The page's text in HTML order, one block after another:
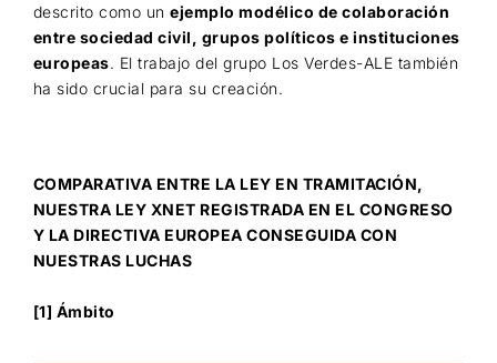
descrito como unejemplo modélico de colaboración
entre sociedad civil, grupos políticos e instituciones
europeas. El trabajo del grupo Los Verdes-ALE también
ha sido crucial para su creación.
COMPARATIVA ENTRE LA LEY EN TRAMITACIÓN,
NUESTRA LEY XNET REGISTRADA EN EL CONGRESO
Y LA DIRECTIVA EUROPEA CONSEGUIDA CON
NUESTRAS LUCHAS
[1] Ámbito